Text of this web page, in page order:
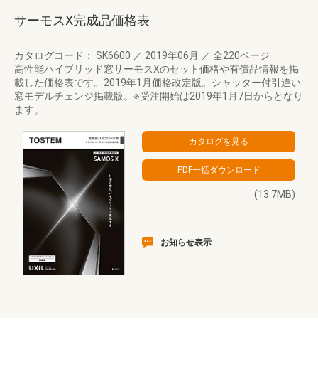
サーモスX完成品価格表
カタログコード： SK6600 ／ 2019年06月 ／ 全220ページ
高性能ハイブリッド窓サーモスXのセット価格や有償品情報を掲
載した価格表です。2019年1月価格改定版。シャッター付引違い
窓モデルチェンジ掲載版。※受注開始は2019年1月7日からとなり
ます。
(13.7MB)
お知らせ表示